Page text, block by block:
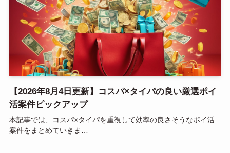
【2026年8月4日更新】コスパ×タイパの良い厳選ポイ
活案件ピックアップ
本記事では、コスパ×タイパを重視して効率の良さそうなポイ活
案件をまとめていきま…